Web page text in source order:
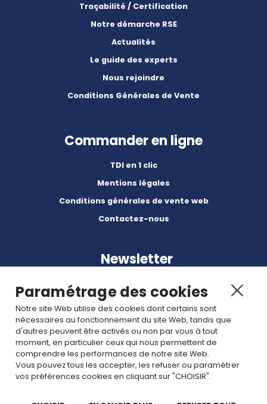
Traçabilité / Certification
Notre démarche RSE
Actualités
Le guide des experts
Nous rejoindre
Conditions Générales de Vente
Commander en ligne
TDI en 1 clic
Mentions légales
Conditions générales de vente web
Contactez-nous
Newsletter
Abonnez-vous à nos dernières nouvelles et articles.
Rejoignez nous
Paramétrage des cookies
Notre site Web utilise des cookies dont certains sont
nécessaires au fonctionnement du site Web, tandis que
d'autres peuvent être activés ou non par vous à tout
moment, en particulier ceux qui nous permettent de
comprendre les performances de notre site Web.
Vous pouvez tous les accepter, les refuser ou paramétrer
vos préférences cookies en cliquant sur "CHOISIR".